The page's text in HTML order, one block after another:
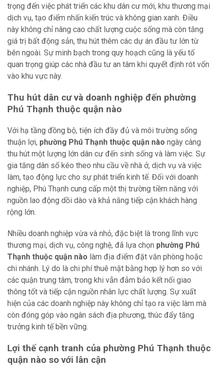
trọng đến việc phát triển các khu dân cư mới, khu thương mại
dịch vụ, tạo điểm nhấn kiến trúc và không gian xanh. Điều
này không chỉ nâng cao chất lượng cuộc sống mà còn tăng
giá trị bất động sản, thu hút thêm các dự án đầu tư lớn từ
bên ngoài. Sự minh bạch trong quy hoạch cũng là yếu tố
quan trọng giúp các nhà đầu tư an tâm khi quyết định rót vốn
vào khu vực này.
Thu hút dân cư và doanh nghiệp đến phường
Phú Thạnh thuộc quận nào
Với hạ tầng đồng bộ, tiện ích đầy đủ và môi trường sống
thuận lợi, phường Phú Thạnh thuộc quận nào ngày càng
thu hút một lượng lớn dân cư đến sinh sống và làm việc. Sự
gia tăng dân số kéo theo nhu cầu về nhà ở, dịch vụ và việc
làm, tạo động lực cho sự phát triển kinh tế. Đối với doanh
nghiệp, Phú Thạnh cung cấp một thị trường tiềm năng với
nguồn lao động dồi dào và khả năng tiếp cận khách hàng
rộng lớn.
Nhiều doanh nghiệp vừa và nhỏ, đặc biệt là trong lĩnh vực
thương mại, dịch vụ, công nghệ, đã lựa chọn phường Phú
Thạnh thuộc quận nào làm địa điểm đặt văn phòng hoặc
chi nhánh. Lý do là chi phí thuê mặt bằng hợp lý hơn so với
các quận trung tâm, trong khi vẫn đảm bảo kết nối giao
thông tốt và tiếp cận nguồn nhân lực chất lượng. Sự xuất
hiện của các doanh nghiệp này không chỉ tạo ra việc làm mà
còn đóng góp vào ngân sách địa phương, thúc đẩy tăng
trưởng kinh tế bền vững.
Lợi thế cạnh tranh của phường Phú Thạnh thuộc
quận nào so với lân cận